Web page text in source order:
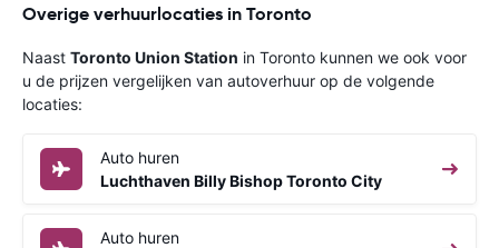
Overige verhuurlocaties in Toronto
Naast Toronto Union Station in Toronto kunnen we ook voor
u de prijzen vergelijken van autoverhuur op de volgende
locaties:
Auto huren
Luchthaven Billy Bishop Toronto City
Auto huren